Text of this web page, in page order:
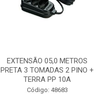
EXTENSÃO 05,0 METROS
PRETA 3 TOMADAS 2 PINO +
TERRA PP 10A
Código: 48683